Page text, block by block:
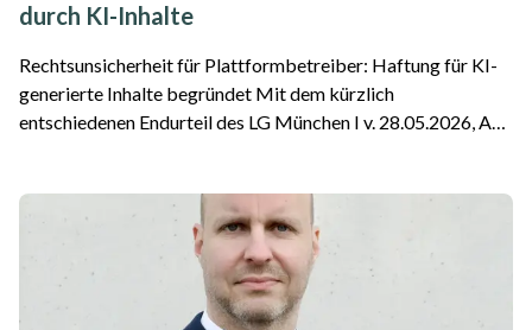
durch KI-Inhalte
Rechtsunsicherheit für Plattformbetreiber: Haftung für KI-
generierte Inhalte begründet Mit dem kürzlich
entschiedenen Endurteil des LG München I v. 28.05.2026, Az.